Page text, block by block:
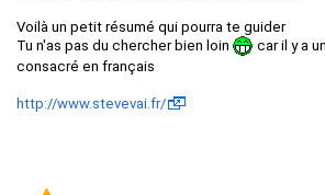
Voilà un petit résumé qui pourra te guider
Tu n'as pas du chercher bien loin
car il y a
consacré en français
http://www.stevevai.fr/